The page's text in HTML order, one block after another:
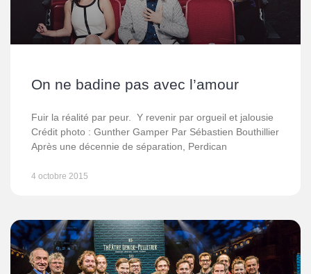
On ne badine pas avec l’amour
Fuir la réalité par peur. Y revenir par orgueil et jalousie
Crédit photo : Gunther Gamper Par Sébastien Bouthillier
Après une décennie de séparation, Perdican
4 octobre 2015